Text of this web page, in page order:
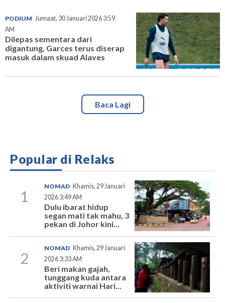
PODIUM Jumaat, 30 Januari 2026 3:59
AM
Dilepas sementara dari
digantung, Garces terus diserap
masuk dalam skuad Alaves
Baca Lagi
Popular di Relaks
1
NOMAD Khamis, 29 Januari
2026 3:49 AM
Dulu ibarat hidup
segan mati tak mahu, 3
pekan di Johor kini...
2
NOMAD Khamis, 29 Januari
2026 3:33 AM
Beri makan gajah,
tunggang kuda antara
aktiviti warnai Hari...